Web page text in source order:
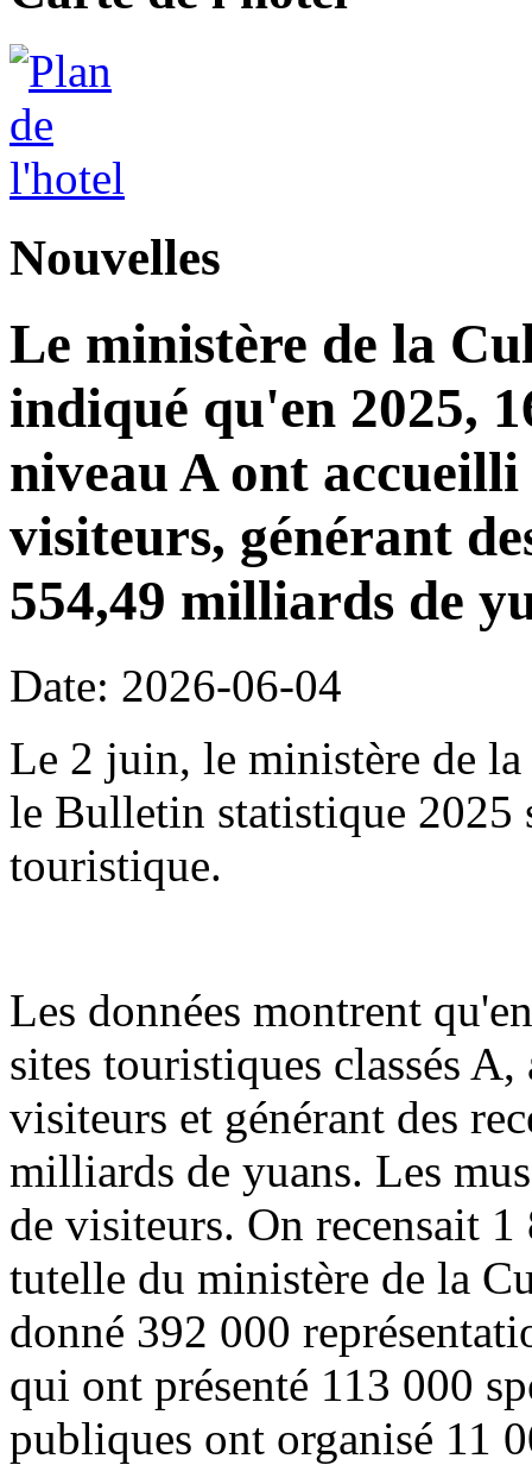
Nouvelles
Le ministère de la
indiqué qu'en 2025,
niveau A ont
visiteurs, générant
554,49 milliards de
Date: 2026-06-04
Le 2 juin, le ministère de
le Bulletin statistique 2025
touristique.
Les données montrent
sites touristiques classés
visiteurs et générant des
milliards de yuans. Les
de visiteurs. On recensait
tutelle du ministère de la
donné 392 000
qui ont présenté 113 000
publiques ont organisé 11